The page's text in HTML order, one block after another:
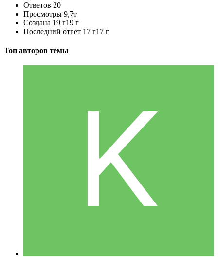
Ответов 20
Просмотры 9,7т
Создана 19 г19 г
Последний ответ 17 г17 г
Топ авторов темы